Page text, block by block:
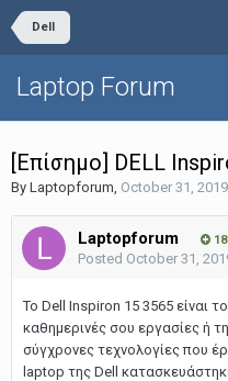
Dell
Laptop Forum
[Επίσημο] DELL
By Laptopforum, October 31, 2019
Laptopforum 18
Posted October 31,
Το Dell Inspiron 15 3565 είναι
καθημερινές σου εργασίες ή
σύγχρονες τεχνολογίες που
laptop της Dell